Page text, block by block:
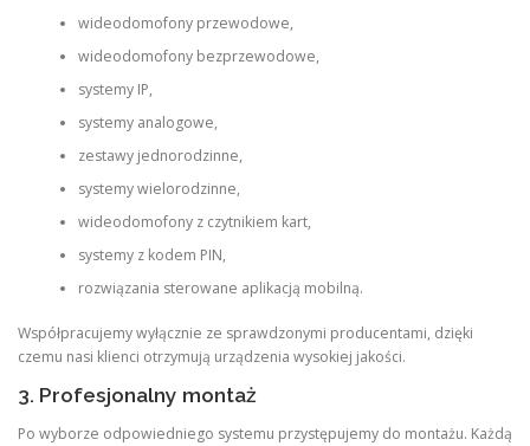
wideodomofony przewodowe,
wideodomofony bezprzewodowe,
systemy IP,
systemy analogowe,
zestawy jednorodzinne,
systemy wielorodzinne,
wideodomofony z czytnikiem kart,
systemy z kodem PIN,
rozwiązania sterowane aplikacją mobilną.
Współpracujemy wyłącznie ze sprawdzonymi producentami, dzięki
czemu nasi klienci otrzymują urządzenia wysokiej jakości.
3. Profesjonalny montaż
Po wyborze odpowiedniego systemu przystępujemy do montażu. Każdą